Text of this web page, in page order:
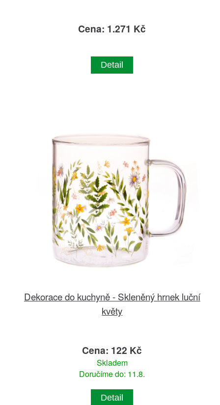
Cena: 1.271 Kč
Detail
Dekorace do kuchyně - Skleněný hrnek luční
květy
Cena: 122 Kč
Skladem
Doručíme do: 11.8.
Detail